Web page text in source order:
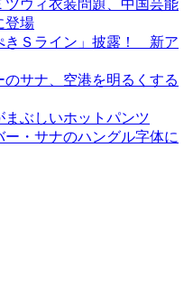
ツウィ衣装問題、中国芸能
登場
きＳライン」披露！ 新ア
サナ、空港を明るくする
まぶしいホットパンツ
・サナのハングル字体に